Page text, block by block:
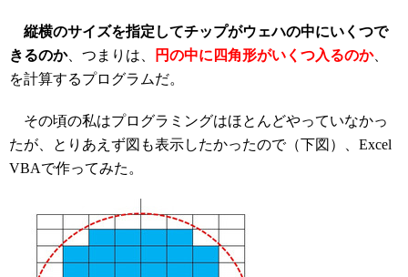
縦横のサイズを指定してチップがウェハの中にいくつで
きるのか、つまりは、 円の中に四角形がいくつ入るのか、
を計算するプログラムだ。
その頃の私はプログラミングはほとんどやっていなかっ
たが、とりあえず図も表示したかったので（下図）、Excel
VBAで作ってみた。